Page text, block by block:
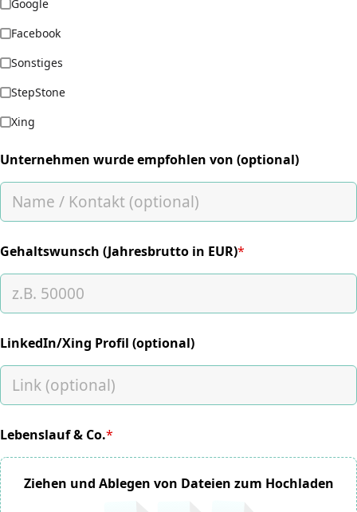
Google
Facebook
Sonstiges
StepStone
Xing
Unternehmen wurde empfohlen von (optional)
Gehaltswunsch (Jahresbrutto in EUR)*
(required)
LinkedIn/Xing Profil (optional)
Lebenslauf & Co.*
(required)
Ziehen und Ablegen von Dateien zum Hochladen